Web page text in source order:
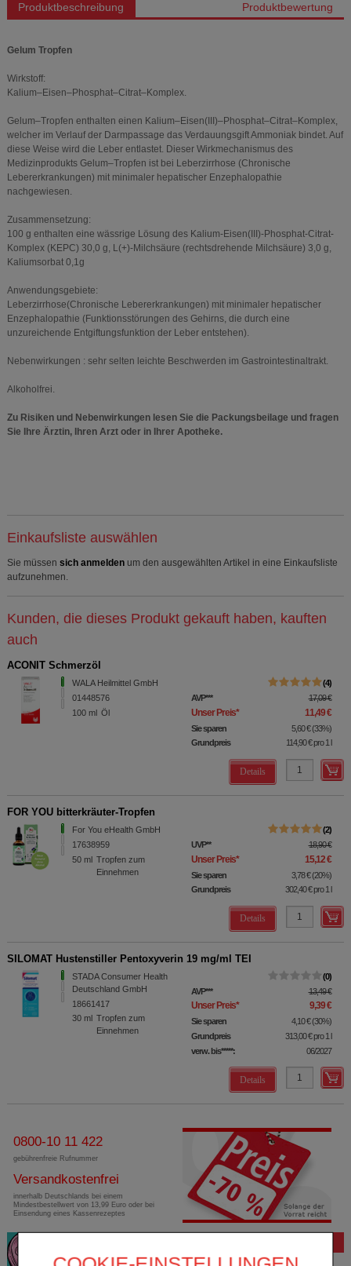
Produktbeschreibung Produktbewertung
Gelum Tropfen
Wirkstoff:
Kalium–Eisen–Phosphat–Citrat–Komplex.
Gelum–Tropfen enthalten einen Kalium–Eisen(III)–Phosphat–Citrat–Komplex,
welcher im Verlauf der Darmpassage das Verdauungsgift Ammoniak bindet. Auf
diese Weise wird die Leber entlastet. Dieser Wirkmechanismus des
Medizinprodukts Gelum–Tropfen ist bei Leberzirrhose (Chronische
Lebererkrankungen) mit minimaler hepatischer Enzephalopathie
nachgewiesen.
Zusammensetzung:
100 g enthalten eine wässrige Lösung des Kalium-Eisen(III)-Phosphat-Citrat-
Komplex (KEPC) 30,0 g, L(+)-Milchsäure (rechtsdrehende Milchsäure) 3,0 g,
Kaliumsorbat 0,1g
Anwendungsgebiete:
Leberzirrhose(Chronische Lebererkrankungen) mit minimaler hepatischer
Enzephalopathie (Funktionsstörungen des Gehirns, die durch eine
unzureichende Entgiftungsfunktion der Leber entstehen).
Nebenwirkungen : sehr selten leichte Beschwerden im Gastrointestinaltrakt.
Alkoholfrei.
Zu Risiken und Nebenwirkungen lesen Sie die Packungsbeilage und fragen
Sie Ihre Ärztin, Ihren Arzt oder in Ihrer Apotheke.
Einkaufsliste auswählen
Sie müssen sich anmelden um den ausgewählten Artikel in eine Einkaufsliste
aufzunehmen.
Kunden, die dieses Produkt gekauft haben, kauften
auch
ACONIT Schmerzöl
WALA Heilmittel GmbH
01448576
100 ml Öl
4
AVP*** 17,09 €
Unser Preis* 11,49 €
Sie sparen 5,60 € (33%)
Grundpreis
114,90 €pro 1 l
Details
FOR YOU bitterkräuter-Tropfen
For You eHealth GmbH
17638959
50 ml Tropfen zum
Einnehmen
2
UVP** 18,90 €
Unser Preis* 15,12 €
Sie sparen 3,78 € (20%)
Grundpreis
302,40 €pro 1 l
Details
SILOMAT Hustenstiller Pentoxyverin 19 mg/ml TEI
STADA Consumer Health
Deutschland GmbH
18661417
30 ml Tropfen zum
Einnehmen
0
AVP*** 13,49 €
Unser Preis* 9,39 €
Sie sparen 4,10 € (30%)
Grundpreis
313,00 €pro 1 l
verw. bis*****:
06/2027
Details
0800-10 11 422
gebührenfreie Rufnummer
Versandkostenfrei
innerhalb Deutschlands bei einem
Mindestbestellwert von 13,99 Euro oder bei
Einsendung eines Kassenrezeptes